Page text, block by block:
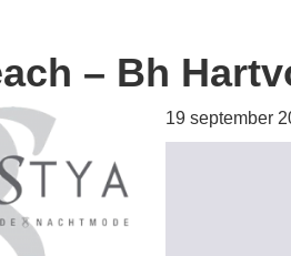
– Bh
19 september